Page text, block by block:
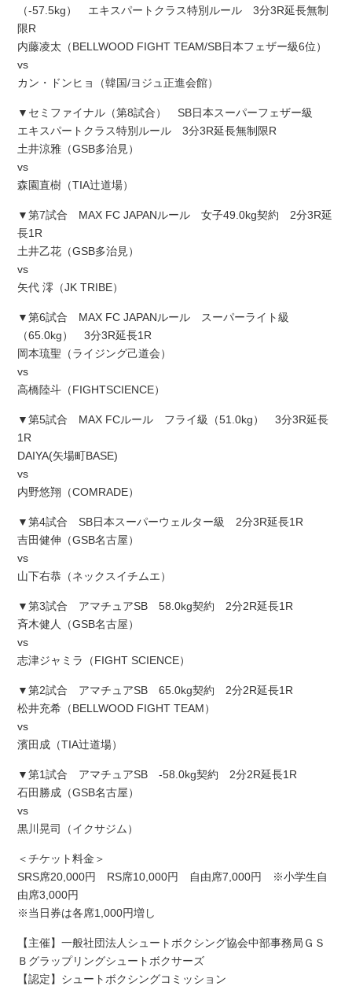
（-57.5kg） エキスパートクラス特別ルール 3分3R延長無制
限R
内藤凌太（BELLWOOD FIGHT TEAM/SB日本フェザー級6位）
vs
カン・ドンヒョ（韓国/ヨジュ正進会館）
▼セミファイナル（第8試合） SB日本スーパーフェザー級
エキスパートクラス特別ルール 3分3R延長無制限R
土井涼雅（GSB多治見）
vs
森園直樹（TIA辻道場）
▼第7試合 MAX FC JAPANルール 女子49.0kg契約 2分3R延
長1R
土井乙花（GSB多治見）
vs
矢代 澪（JK TRIBE）
▼第6試合 MAX FC JAPANルール スーパーライト級
（65.0kg） 3分3R延長1R
岡本琉聖（ライジング己道会）
vs
高橋陸斗（FIGHTSCIENCE）
▼第5試合 MAX FCルール フライ級（51.0kg） 3分3R延長
1R
DAIYA(矢場町BASE)
vs
内野悠翔（COMRADE）
▼第4試合 SB日本スーパーウェルター級 2分3R延長1R
吉田健伸（GSB名古屋）
vs
山下右恭（ネックスイチムエ）
▼第3試合 アマチュアSB 58.0kg契約 2分2R延長1R
斉木健人（GSB名古屋）
vs
志津ジャミラ（FIGHT SCIENCE）
▼第2試合 アマチュアSB 65.0kg契約 2分2R延長1R
松井充希（BELLWOOD FIGHT TEAM）
vs
濱田成（TIA辻道場）
▼第1試合 アマチュアSB -58.0kg契約 2分2R延長1R
石田勝成（GSB名古屋）
vs
黒川晃司（イクサジム）
＜チケット料金＞
SRS席20,000円 RS席10,000円 自由席7,000円 ※小学生自
由席3,000円
※当日券は各席1,000円増し
【主催】一般社団法人シュートボクシング協会中部事務局ＧＳ
Ｂグラップリングシュートボクサーズ
【認定】シュートボクシングコミッション